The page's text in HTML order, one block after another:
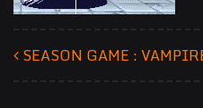
SEASON GAME :